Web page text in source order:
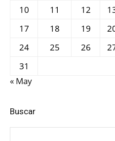
10
11 12
17
18 19
24
25 26
31
« May
Buscar